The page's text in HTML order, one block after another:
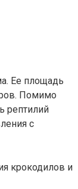
Ее площадь
Помимо
рептилий
с
крокодилов и